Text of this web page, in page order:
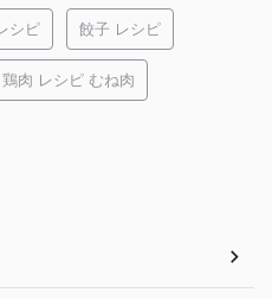
シピ 餃子 レシピ
鶏肉 レシピ むね肉